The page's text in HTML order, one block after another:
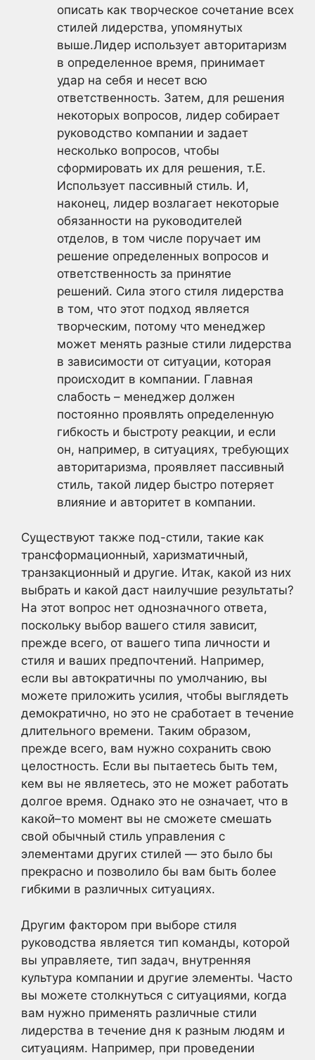
описать как творческое сочетание всех
стилей лидерства, упомянутых
выше.Лидер использует авторитаризм
в определенное время, принимает
удар на себя и несет всю
ответственность. Затем, для решения
некоторых вопросов, лидер собирает
руководство компании и задает
несколько вопросов, чтобы
сформировать их для решения, т.Е.
Использует пассивный стиль. И,
наконец, лидер возлагает некоторые
обязанности на руководителей
отделов, в том числе поручает им
решение определенных вопросов и
ответственность за принятие
решений. Сила этого стиля лидерства
в том, что этот подход является
творческим, потому что менеджер
может менять разные стили лидерства
в зависимости от ситуации, которая
происходит в компании. Главная
слабость – менеджер должен
постоянно проявлять определенную
гибкость и быстроту реакции, и если
он, например, в ситуациях, требующих
авторитаризма, проявляет пассивный
стиль, такой лидер быстро потеряет
влияние и авторитет в компании.
Существуют также под-стили, такие как
трансформационный, харизматичный,
транзакционный и другие. Итак, какой из них
выбрать и какой даст наилучшие результаты?
На этот вопрос нет однозначного ответа,
поскольку выбор вашего стиля зависит,
прежде всего, от вашего типа личности и
стиля и ваших предпочтений. Например,
если вы автократичны по умолчанию, вы
можете приложить усилия, чтобы выглядеть
демократично, но это не сработает в течение
длительного времени. Таким образом,
прежде всего, вам нужно сохранить свою
целостность. Если вы пытаетесь быть тем,
кем вы не являетесь, это не может работать
долгое время. Однако это не означает, что в
какой–то момент вы не сможете смешать
свой обычный стиль управления с
элементами других стилей — это было бы
прекрасно и позволило бы вам быть более
гибкими в различных ситуациях.
Другим фактором при выборе стиля
руководства является тип команды, которой
вы управляете, тип задач, внутренняя
культура компании и другие элементы. Часто
вы можете столкнуться с ситуациями, когда
вам нужно применять различные стили
лидерства в течение дня к разным людям и
ситуациям. Например, при проведении